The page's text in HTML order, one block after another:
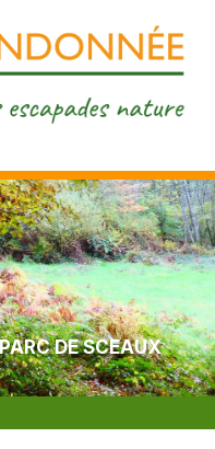
DE SCEAUX